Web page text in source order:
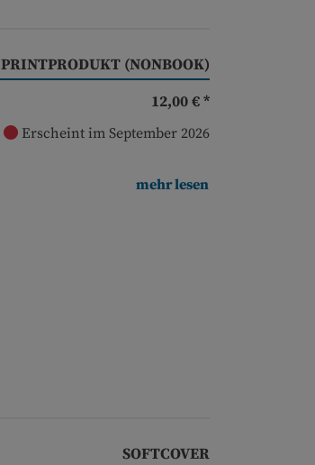
PRINTPRODUKT (NONBOOK)
12,00 € *
Erscheint im September 2026
mehr lesen
SOFTCOVER